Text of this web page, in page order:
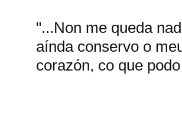
"...Non me queda
aínda conservo o
corazón, co que